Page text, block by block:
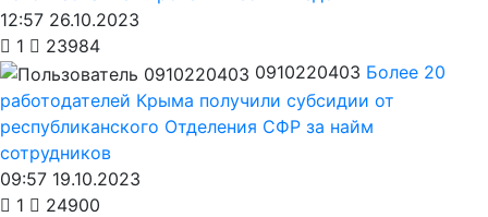
12:57 26.10.2023
1
23984
0910220403 Более 20
работодателей Крыма получили субсидии от
республиканского Отделения СФР за найм
сотрудников
09:57 19.10.2023
1
24900